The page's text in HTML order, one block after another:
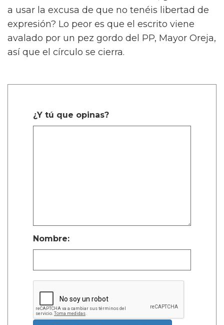
a usar la excusa de que no tenéis libertad de
expresión? Lo peor es que el escrito viene
avalado por un pez gordo del PP, Mayor Oreja,
así que el círculo se cierra.
¿Y tú que opinas?
Nombre: